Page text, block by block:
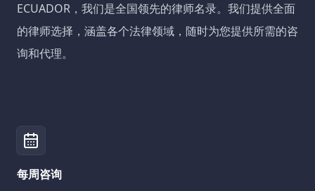
ECUADOR，我们是全国领先的律师名录。我们提供全面
的律师选择，涵盖各个法律领域，随时为您提供所需的咨
询和代理。
每周咨询